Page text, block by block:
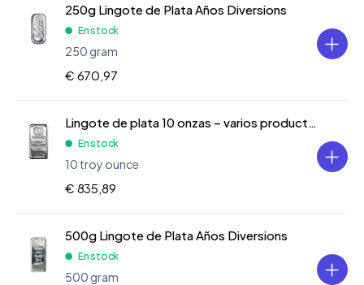
250g Lingote de Plata Años Diversions
En stock
250 gram
€ 670,97
Lingote de plata 10 onzas – varios productores
En stock
10 troy ounce
€ 835,89
500g Lingote de Plata Años Diversions
En stock
500 gram